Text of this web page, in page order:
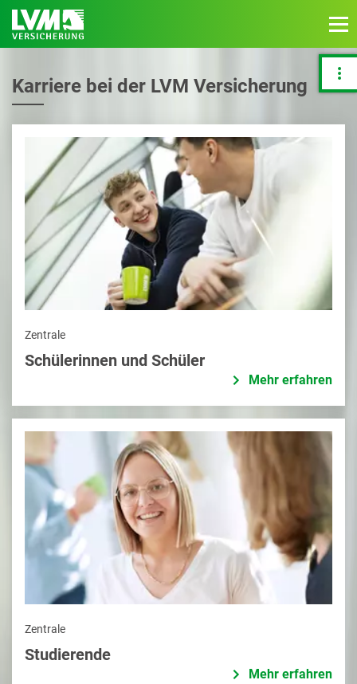
Karriere bei der LVM Versicherung
Zentrale
Schülerinnen und Schüler
Mehr erfahren
Zentrale
Studierende
Mehr erfahren